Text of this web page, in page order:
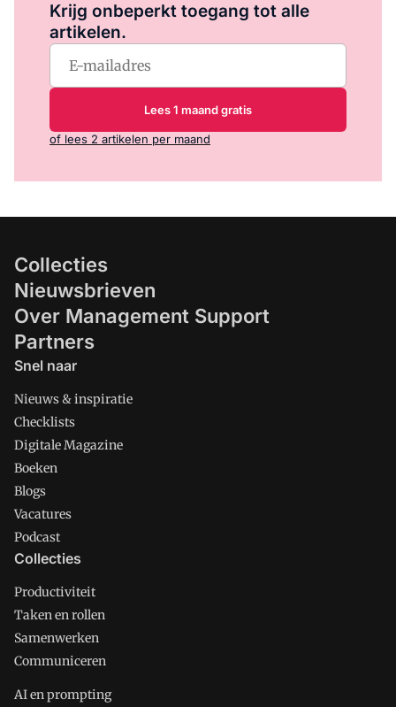
Krijg onbeperkt toegang tot alle
artikelen.
Lees 1 maand gratis
of lees 2 artikelen per maand
Collecties
Nieuwsbrieven
Over Management Support
Partners
Snel naar
Nieuws & inspiratie
Checklists
Digitale Magazine
Boeken
Blogs
Vacatures
Podcast
Collecties
Productiviteit
Taken en rollen
Samenwerken
Communiceren
AI en prompting